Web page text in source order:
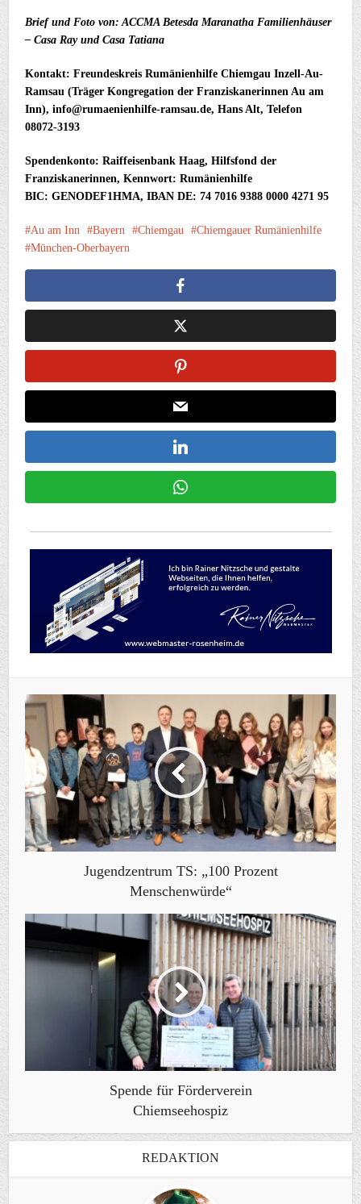
Brief und Foto von: ACCMA Betesda Maranatha Familienhäuser
– Casa Ray und Casa Tatiana
Kontakt: Freundeskreis Rumänienhilfe Chiemgau Inzell-Au-
Ramsau (Träger Kongregation der Franziskanerinnen Au am
Inn), info@rumaenienhilfe-ramsau.de, Hans Alt, Telefon
08072-3193
Spendenkonto: Raiffeisenbank Haag, Hilfsfond der
Franziskanerinnen, Kennwort: Rumänienhilfe
BIC: GENODEF1HMA, IBAN DE: 74 7016 9388 0000 4271 95
Au am Inn Bayern Chiemgau
Chiemgauer Rumänienhilfe
München-Oberbayern
Jugendzentrum TS: „100 Prozent
Menschenwürde“
Spende für Förderverein
Chiemseehospiz
REDAKTION